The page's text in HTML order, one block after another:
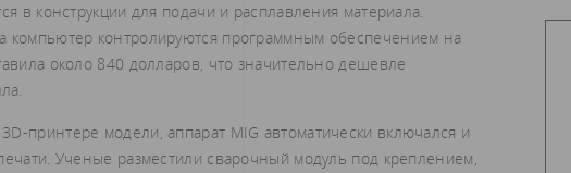
в конструкции для подачи и расплавления материала.
компьютер контролируются программным обеспечением на
около 840 долларов, что значительно дешевле
принтере модели, аппарат MIG автоматически включался и
Ученые разместили сварочный модуль под креплением,